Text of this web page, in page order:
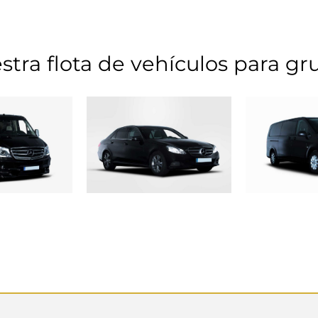
flota de vehículos para